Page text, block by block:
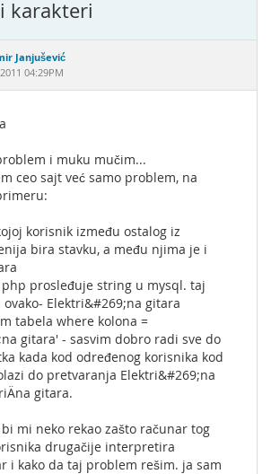
karakteri
Janjušević
04:29PM
i muku mučim...
ceo sajt već samo problem, na
korisnik između ostalog iz
bira stavku, a među njima je i
prosleđuje string u mysql. taj
Elektri&#269;na gitara
tabela where kolona =
gitara' - sasvim dobro radi sve do
kada kod određenog korisnika kod
do pretvaranja Elektri&#269;na
gitara.
mi neko rekao zašto računar tog
drugačije interpretira
i kako da taj problem rešim. ja sam